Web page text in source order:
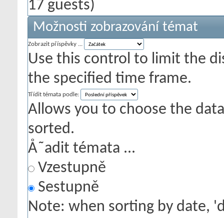
17 guests)
Možnosti zobrazování témat
Zobrazit příspěvky ...
Use this control to limit the
the specified time frame.
Třídit témata podle:
Allows you to choose the
sorted.
Å˜adit témata ...
Vzestupně
Sestupně
Note: when sorting by date,